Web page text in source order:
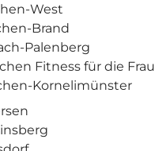
West
Brand
Palenberg
Fitness für die Frau
Kornelimünster